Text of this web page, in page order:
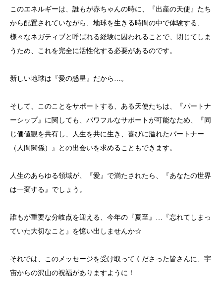
このエネルギーは、誰もが赤ちゃんの時に、『出産の天使』たち
から配置されていながら、地球を生きる時間の中で体験する、
様々なネガティブと呼ばれる経験に囚われることで、閉じてしま
うため、これを完全に活性化する必要があるのです。
新しい地球は『愛の惑星』だから…。
そして、このことをサポートする、ある天使たちは、『パートナ
ーシップ』に関しても、パワフルなサポートが可能なため、『同
じ価値観を共有し、人生を共に生き、喜びに溢れたパートナー
（人間関係）』との出会いを求めることもできます。
人生のあらゆる領域が、『愛』で満たされたら、『あなたの世界
は一変する』でしょう。
誰もが重要な分岐点を迎える、今年の『夏至』…『忘れてしまっ
ていた大切なこと』を憶い出しませんか☆
それでは、このメッセージを受け取ってくださった皆さんに、宇
宙からの沢山の祝福がありますように！